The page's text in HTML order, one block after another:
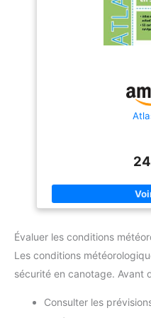
Évaluer les conditions
Les conditions
sécurité en canotage. Avant
Consulter les